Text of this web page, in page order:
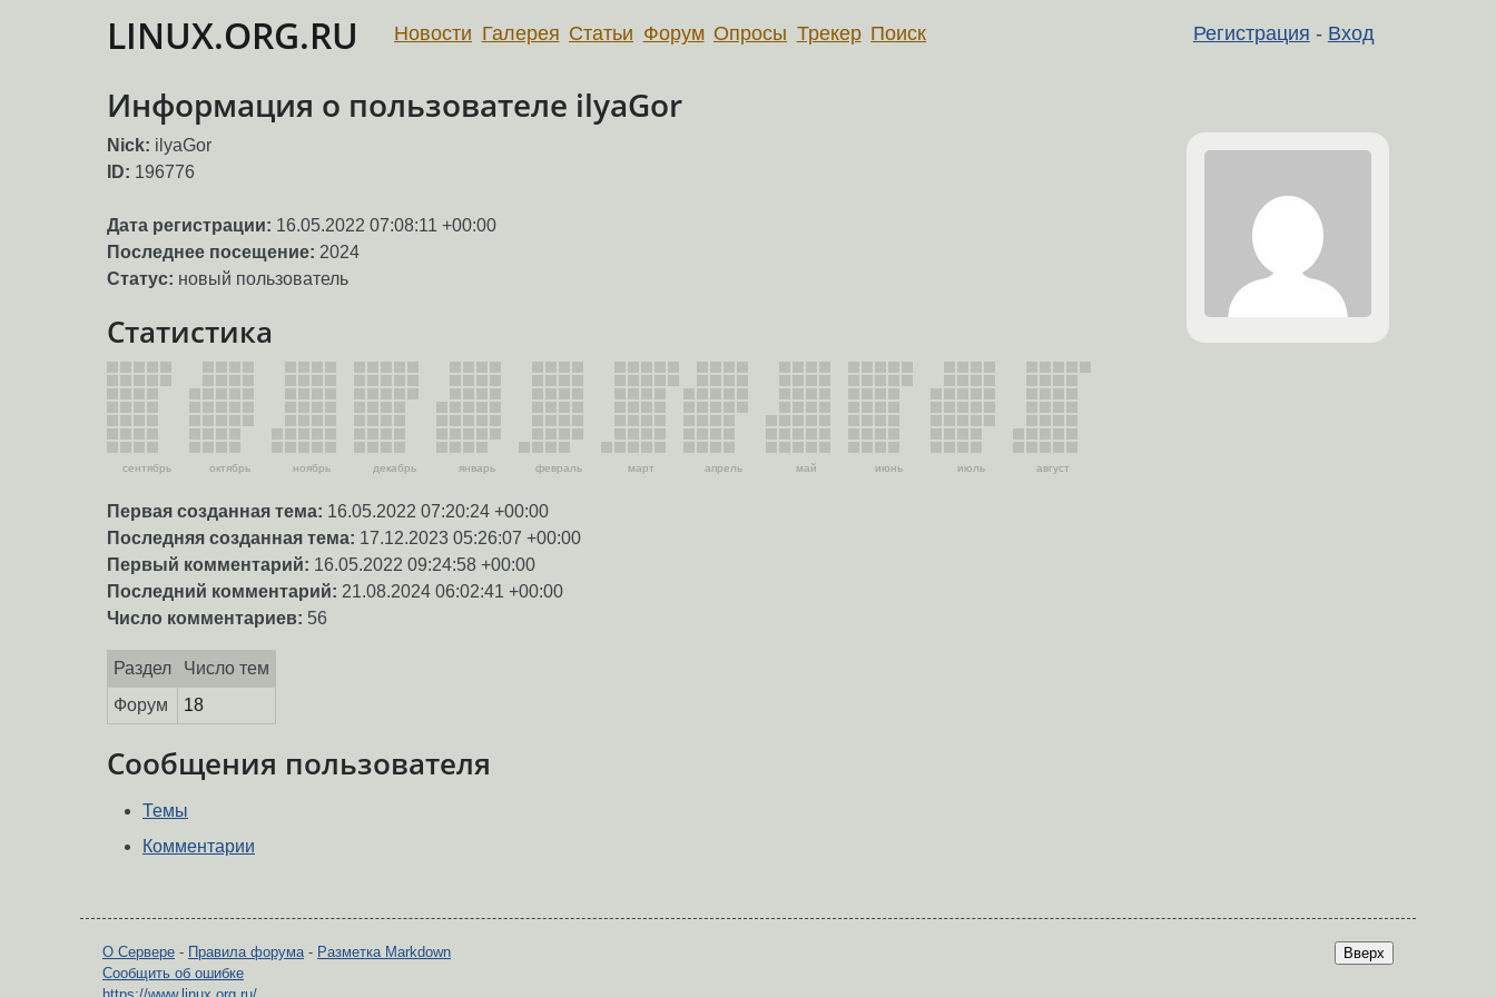
LINUX.ORG.RU Регистрация - Вход
Новости Галерея Статьи Форум Опросы Трекер Поиск
Информация о пользователе ilyaGor
Nick: ilyaGor
ID: 196776
Дата регистрации: 16.05.2022 07:08:11 +00:00
Последнее посещение: 2024
Статус: новый пользователь
Статистика
сентябрь октябрь ноябрь декабрь январь февраль март апрель май июнь июль август
Первая созданная тема: 16.05.2022 07:20:24 +00:00
Последняя созданная тема: 17.12.2023 05:26:07 +00:00
Первый комментарий: 16.05.2022 09:24:58 +00:00
Последний комментарий: 21.08.2024 06:02:41 +00:00
Число комментариев: 56
Раздел
Число тем
Форум
18
Сообщения пользователя
Темы
Комментарии
Вверх
О Сервере - Правила форума- Разметка Markdown
Сообщить об ошибке